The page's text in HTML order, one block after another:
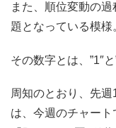
また、順位変動の
題となっている模様
その数字とは、”1″と
周知のとおり、先週
は、今週のチャー